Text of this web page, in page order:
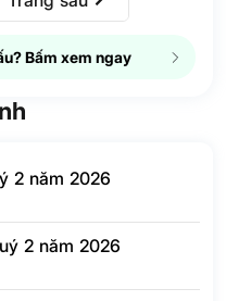
N/A N/A
Bấm xem ngay
2 năm 2026
2 năm 2026